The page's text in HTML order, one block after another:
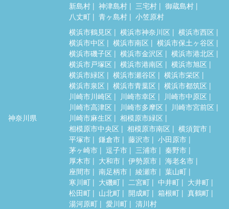
新島村 神津島村 三宅村
御蔵島村
八丈町
青ヶ島村 小笠原村
神奈川県
横浜市鶴見区 横浜市神奈川区
横浜市西区
横浜市中区
横浜市南区
横浜市保土ヶ谷区
横浜市磯子区
横浜市金沢区
横浜市港北区
横浜市戸塚区
横浜市港南区
横浜市旭区
横浜市緑区
横浜市瀬谷区
横浜市栄区
横浜市泉区
横浜市青葉区
横浜市都筑区
川崎市川崎区
川崎市幸区
川崎市中原区
川崎市高津区
川崎市多摩区
川崎市宮前区
川崎市麻生区
相模原市緑区
相模原市中央区
相模原市南区
横須賀市
平塚市
鎌倉市 藤沢市
小田原市
茅ヶ崎市
逗子市 三浦市
秦野市
厚木市
大和市 伊勢原市
海老名市
座間市
南足柄市 綾瀬市
葉山町
寒川町
大磯町 二宮町 中井町
大井町
松田町
山北町 開成町 箱根町
真鶴町
湯河原町
愛川町 清川村